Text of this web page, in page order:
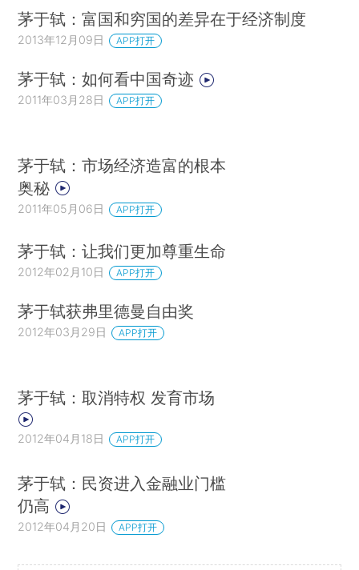
茅于轼：富国和穷国的差异在于经济制度
2013年12月09日 APP打开
茅于轼：如何看中国奇迹
2011年03月28日 APP打开
茅于轼：市场经济造富的根本
奥秘
2011年05月06日 APP打开
茅于轼：让我们更加尊重生命
2012年02月10日 APP打开
茅于轼获弗里德曼自由奖
2012年03月29日 APP打开
茅于轼：取消特权 发育市场
2012年04月18日 APP打开
茅于轼：民资进入金融业门槛
仍高
2012年04月20日 APP打开